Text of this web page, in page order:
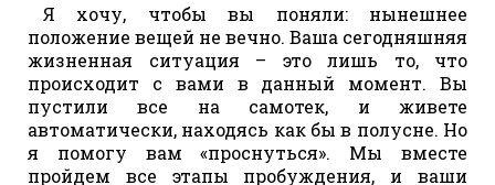
Я хочу, чтобы вы поняли: нынешнее
положение вещей не вечно. Ваша сегодняшняя
жизненная ситуация – это лишь то, что
происходит с вами в данный момент. Вы
пустили все на самотек, и живете
автоматически, находясь как бы в полусне. Но
я помогу вам «проснуться». Мы вместе
пройдем все этапы пробуждения, и ваши